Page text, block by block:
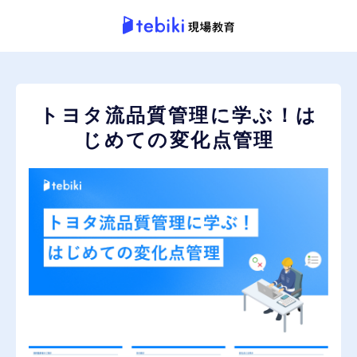
トヨタ流品質管理に学ぶ！は
じめての変化点管理